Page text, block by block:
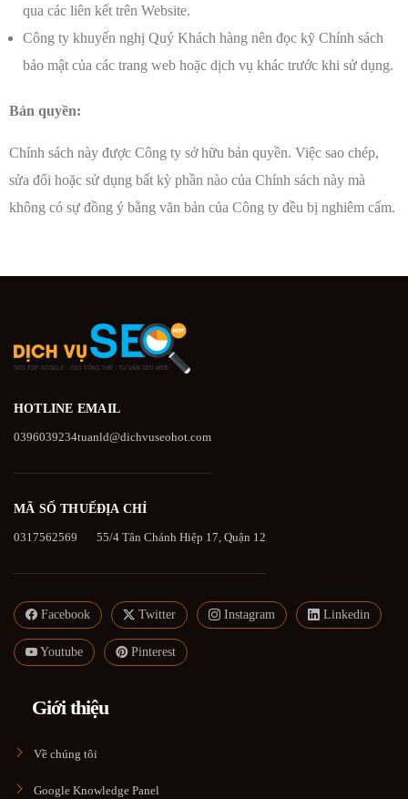
qua các liên kết trên Website.
Công ty khuyến nghị Quý Khách hàng nên đọc kỹ Chính sách
bảo mật của các trang web hoặc dịch vụ khác trước khi sử dụng.
Bản quyền:
Chính sách này được Công ty sở hữu bản quyền. Việc sao chép,
sửa đổi hoặc sử dụng bất kỳ phần nào của Chính sách này mà
không có sự đồng ý bằng văn bản của Công ty đều bị nghiêm cấm.
HOTLINE
0396039234
EMAIL
tuanld@dichvuseohot.com
MÃ SỐ THUẾ
0317562569
ĐỊA CHỈ
55/4 Tân Chánh Hiệp 17, Quận 12
Facebook Twitter Instagram Linkedin
Youtube Pinterest
Giới thiệu
Về chúng tôi
Google Knowledge Panel